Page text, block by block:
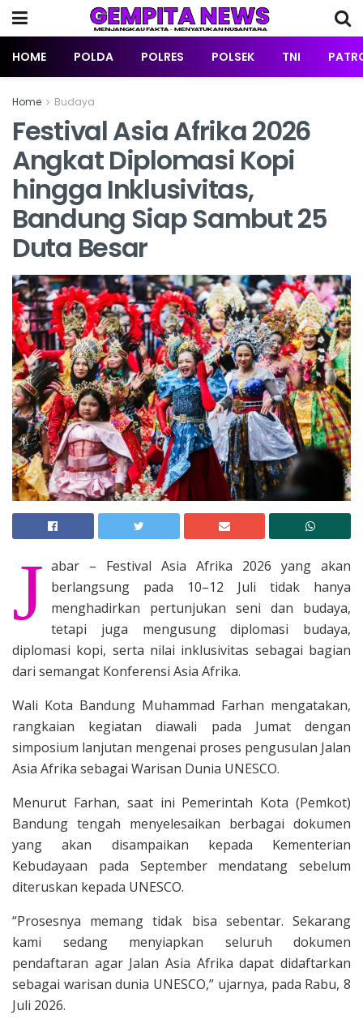
HOME POLDA POLRES POLSEK TNI
Home Budaya
Festival Asia Afrika 2026
Angkat Diplomasi Kopi
hingga Inklusivitas,
Bandung Siap Sambut 25
Duta Besar
J abar – Festival Asia Afrika 2026 yang akan
berlangsung pada 10–12 Juli tidak hanya
menghadirkan pertunjukan seni dan budaya,
tetapi juga mengusung diplomasi budaya,
diplomasi kopi, serta nilai inklusivitas sebagai bagian
dari semangat Konferensi Asia Afrika.
Wali Kota Bandung Muhammad Farhan mengatakan,
rangkaian kegiatan diawali pada Jumat dengan
simposium lanjutan mengenai proses pengusulan Jalan
Asia Afrika sebagai Warisan Dunia UNESCO.
Menurut Farhan, saat ini Pemerintah Kota (Pemkot)
Bandung tengah menyelesaikan berbagai dokumen
yang akan disampaikan kepada Kementerian
Kebudayaan pada September mendatang sebelum
diteruskan kepada UNESCO.
“Prosesnya memang tidak bisa sebentar. Sekarang
kami sedang menyiapkan seluruh dokumen
pendaftaran agar Jalan Asia Afrika dapat didaftarkan
sebagai warisan dunia UNESCO,” ujarnya, pada Rabu, 8
Juli 2026.